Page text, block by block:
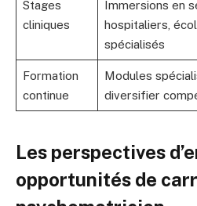
Stages
cliniques
Immersions en
hospitaliers,
spécialisés
Formation
continue
Modules
diversifier
Les perspectives
opportunités de